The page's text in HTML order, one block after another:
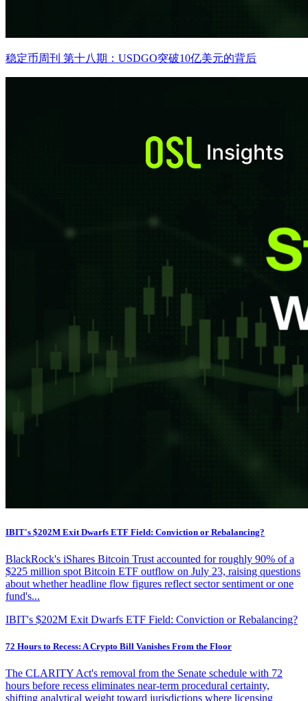
稳定币周刊 第十八期：USDGO突破10亿美元的背后
IBIT's $202M Exit Dwarfs ETF Field: Conviction or Rebalancing?
BlackRock's iShares Bitcoin Trust accounted for roughly 90% of a
$225 million spot Bitcoin ETF outflow on July 23, raising questions
about whether headline flow figures reflect sector sentiment or one
fund's...
IBIT's $202M Exit Dwarfs ETF Field: Conviction or Rebalancing?
72 Hours to Recess: A Crypto Bill Vanishes From the Floor
The CLARITY Act's removal from the Senate schedule with 72
hours before recess eliminates near-term procedural certainty,
shifting analytical weight toward jurisdictions where licensing